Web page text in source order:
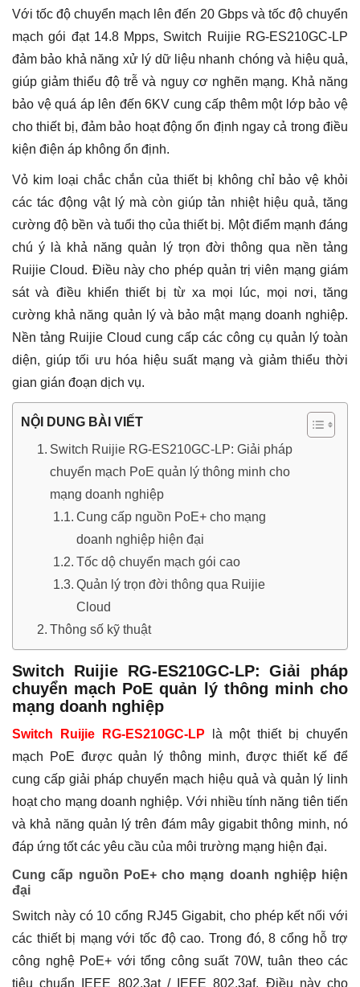
Với tốc độ chuyển mạch lên đến 20 Gbps và tốc độ chuyển
mạch gói đạt 14.8 Mpps, Switch Ruijie RG-ES210GC-LP
đảm bảo khả năng xử lý dữ liệu nhanh chóng và hiệu quả,
giúp giảm thiểu độ trễ và nguy cơ nghẽn mạng. Khả năng
bảo vệ quá áp lên đến 6KV cung cấp thêm một lớp bảo vệ
cho thiết bị, đảm bảo hoạt động ổn định ngay cả trong điều
kiện điện áp không ổn định.
Vỏ kim loại chắc chắn của thiết bị không chỉ bảo vệ khỏi
các tác động vật lý mà còn giúp tản nhiệt hiệu quả, tăng
cường độ bền và tuổi thọ của thiết bị. Một điểm mạnh đáng
chú ý là khả năng quản lý trọn đời thông qua nền tảng
Ruijie Cloud. Điều này cho phép quản trị viên mạng giám
sát và điều khiển thiết bị từ xa mọi lúc, mọi nơi, tăng
cường khả năng quản lý và bảo mật mạng doanh nghiệp.
Nền tảng Ruijie Cloud cung cấp các công cụ quản lý toàn
diện, giúp tối ưu hóa hiệu suất mạng và giảm thiểu thời
gian gián đoạn dịch vụ.
NỘI DUNG BÀI VIẾT
Switch Ruijie RG-ES210GC-LP: Giải pháp
chuyển mạch PoE quản lý thông minh cho
mạng doanh nghiệp
Cung cấp nguồn PoE+ cho mạng
doanh nghiệp hiện đại
Tốc dộ chuyển mạch gói cao
Quản lý trọn đời thông qua Ruijie
Cloud
Thông số kỹ thuật
Switch Ruijie RG-ES210GC-LP: Giải pháp
chuyển mạch PoE quản lý thông minh cho
mạng doanh nghiệp
Switch Ruijie RG-ES210GC-LP là một thiết bị chuyển
mạch PoE được quản lý thông minh, được thiết kế để
cung cấp giải pháp chuyển mạch hiệu quả và quản lý linh
hoạt cho mạng doanh nghiệp. Với nhiều tính năng tiên tiến
và khả năng quản lý trên đám mây gigabit thông minh, nó
đáp ứng tốt các yêu cầu của môi trường mạng hiện đại.
Cung cấp nguồn PoE+ cho mạng doanh nghiệp hiện
đại
Switch này có 10 cổng RJ45 Gigabit, cho phép kết nối với
các thiết bị mạng với tốc độ cao. Trong đó, 8 cổng hỗ trợ
công nghệ PoE+ với tổng công suất 70W, tuân theo các
tiêu chuẩn IEEE 802.3at / IEEE 802.3af. Điều này cho